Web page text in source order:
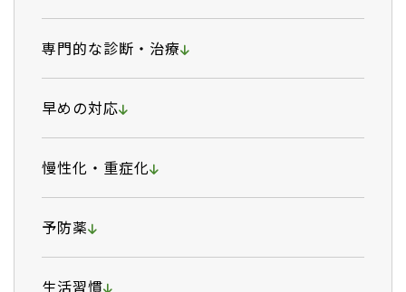
専門的な診断・治療
早めの対応
慢性化・重症化
予防薬
生活習慣